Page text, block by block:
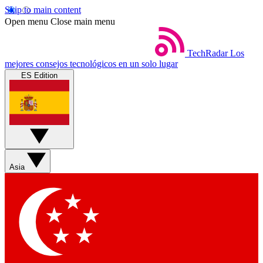
Skip to main content
Open menu Close main menu
TechRadar Los
mejores consejos tecnológicos en un solo lugar
ES Edition
Asia